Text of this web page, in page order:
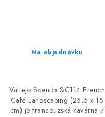
Na objednávku
Vallejo Scenics SC114 French
Café Landscaping (25,5 x 15
cm) je francouzská kavárna /